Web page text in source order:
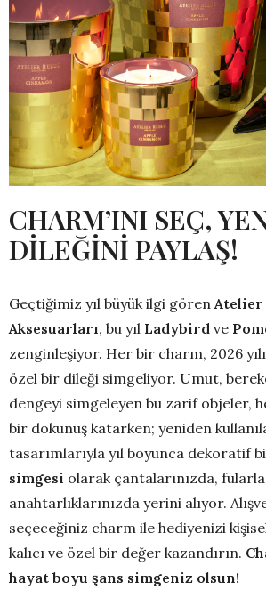
CHARM’INI SEÇ,
DİLEĞİNİ PAYLAŞ!
Geçtiğimiz yıl büyük ilgi gören Atelier
Aksesuarları, bu yıl Ladybird ve
zenginleşiyor. Her bir charm, 2026
özel bir dileği simgeliyor. Umut,
dengeyi simgeleyen bu zarif objeler,
bir dokunuş katarken; yeniden
tasarımlarıyla yıl boyunca dekoratif
simgesi olarak çantalarınızda,
anahtarlıklarınızda yerini alıyor.
seçeceğiniz charm ile hediyenizi
kalıcı ve özel bir değer kazandırın.
hayat boyu şans simgeniz olsun!